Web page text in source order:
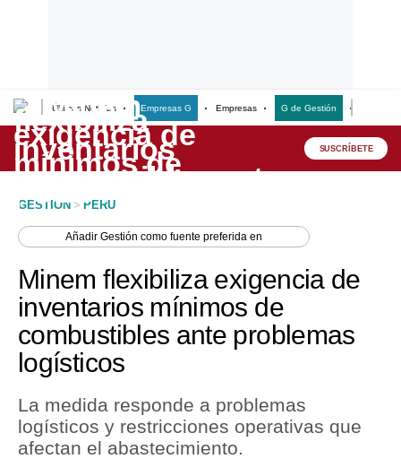
Últimas Noticias Empresas G Empresas G de Gestión
Lo último
Peru Quiosco
Economía
Mercados
Perú
Política
Tu Dinero
SUSCRÍBETE
GESTION > PERU
AñadirGestión como fuente preferida en
Minem flexibiliza exigencia de
inventarios mínimos de
combustibles ante problemas
logísticos
La medida responde a problemas
logísticos y restricciones operativas que
afectan el abastecimiento.